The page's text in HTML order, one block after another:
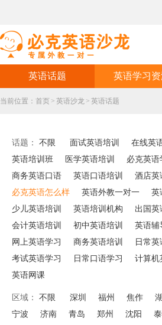
英语话题 英语学习
当前位置： 首页 > 英语沙龙 > 英语话题
话题： 不限 面试英语培训 在线英
英语培训班
医学英语培训 必克英语
商务英语口语
英语口语培训 酒店英
必克英语怎么样
英语外教一对一 英
少儿英语培训
英语培训机构 出国英
会计英语培训
初中英语培训 英语辅
网上英语学习
商务英语培训 日常英
考试英语学习
日常口语学习 计算机
英语网课
区域： 不限 深圳 福州 焦作
宁波
济南 青岛 郑州 沈阳